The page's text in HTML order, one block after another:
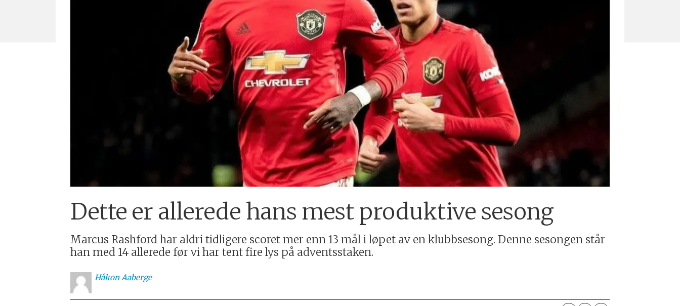
Dette er allerede hans mest produktive sesong
Marcus Rashford har aldri tidligere scoret mer enn 13 mål i løpet av en klubbsesong. Denne sesongen står
han med 14 allerede før vi har tent fire lys på adventsstaken.
Håkon Aaberge